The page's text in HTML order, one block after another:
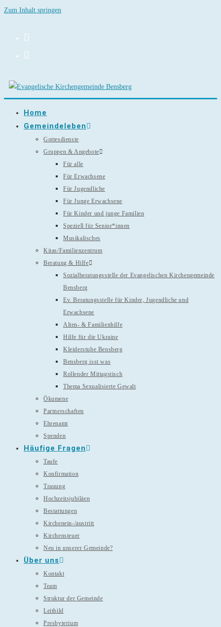
Zum Inhalt springen
Home
Gemeindeleben
Gottesdienste
Gruppen & Angebote
Für alle
Für Erwachsene
Für Jugendliche
Für Junge Erwachsene
Für Kinder und junge Familien
Speziell für Senior*innen
Musikalisches
Kitas/Familienzentrum
Beratung & Hilfe
Sozialberatungsstelle der Evangelischen Kirchengemeinde
Bensberg
Ev. Beratungsstelle für Kinder, Jugendliche und
Erwachsene
Alten- & Familienhilfe
Hilfe für die Ukraine
Kleiderstube Bensberg
Bensberg isst was
Rollender Mittagstisch
Thema Sexualisierte Gewalt
Ökumene
Partnerschaften
Ehrenamt
Spenden
Häufige Fragen
Taufe
Konfirmation
Trauung
Hochzeitsjubiläen
Bestattungen
Kirchenein-/austritt
Kirchensteuer
Neu in unserer Gemeinde?
Über uns
Kontakt
Team
Struktur der Gemeinde
Leitbild
Presbyterium